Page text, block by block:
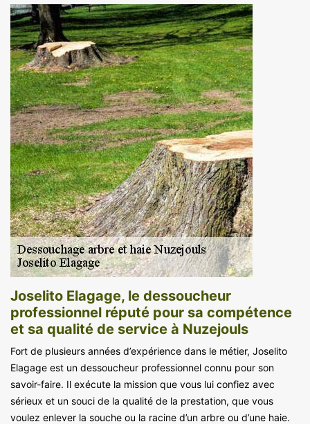
Joselito Elagage, le dessoucheur
professionnel réputé pour sa compétence
et sa qualité de service à Nuzejouls
Fort de plusieurs années d’expérience dans le métier, Joselito
Elagage est un dessoucheur professionnel connu pour son
savoir-faire. Il exécute la mission que vous lui confiez avec
sérieux et un souci de la qualité de la prestation, que vous
voulez enlever la souche ou la racine d’un arbre ou d’une haie.